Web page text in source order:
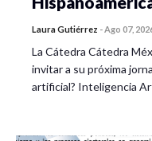
Laura Gutiérrez -Ago 07,
La Cátedra Cátedra
invitar a su próxima
artificial? Inteligencia